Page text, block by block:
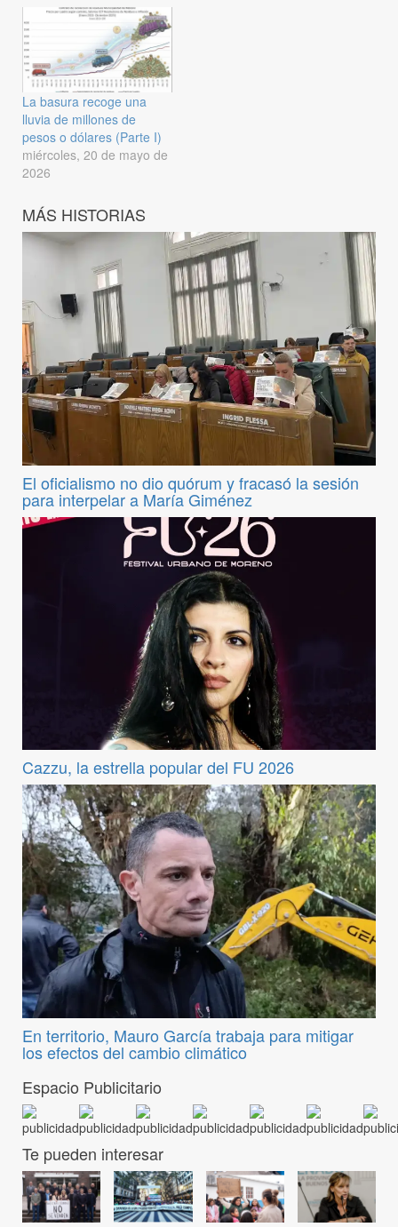
La basura recoge una
lluvia de millones de
pesos o dólares (Parte I)
miércoles, 20 de mayo de
2026
MÁS HISTORIAS
El oficialismo no dio quórum y fracasó la sesión
para interpelar a María Giménez
Cazzu, la estrella popular del FU 2026
En territorio, Mauro García trabaja para mitigar
los efectos del cambio climático
Espacio Publicitario
Te pueden interesar